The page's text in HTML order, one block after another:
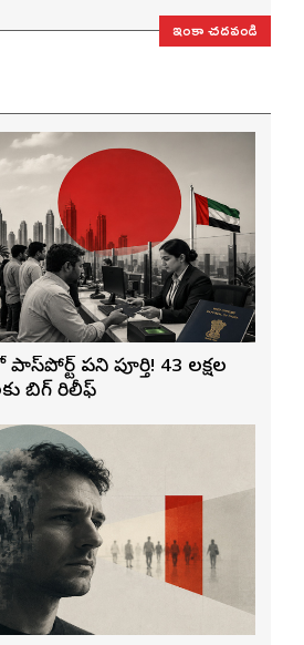
ఇంకా చదవండి
పని పూర్తి! 43 లక్షల
బిగ్ రిలీఫ్